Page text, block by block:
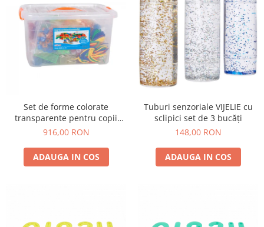
Set de forme colorate
transparente pentru copii
mici, 634 bucăți
916,00 RON
ADAUGA IN COS
Tuburi senzoriale VIJELIE cu
sclipici set de 3 bucăți
148,00 RON
ADAUGA IN COS